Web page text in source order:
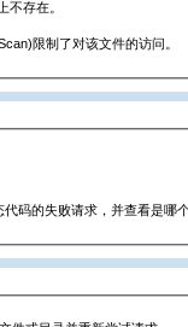
不存在。
限制了对该文件的访问。
码的失败请求，并查看是哪